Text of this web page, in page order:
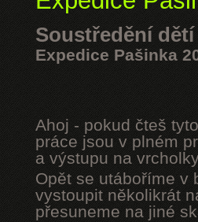
Soustředění dětí
Expedice Pašinka
Ahoj - pokud čteš
práce jsou v plném
a výstupu na
Opět se utáboříme v
vystoupit několikrát
přesuneme na jiné